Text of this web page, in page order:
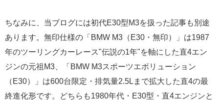
ちなみに、当ブログには初代E30型M3を扱った記事も別途
あります。無印仕様の「BMW M3（E30・無印）」は1987
年のツーリングカーレース"伝説の1年"を軸にした直4エン
ジンの元祖M3、「BMW M3スポーツエボリューション
（E30）」は600台限定・排気量2.5Lまで拡大した直4の最
終進化形です。どちらも1980年代・E30型・直4エンジンと